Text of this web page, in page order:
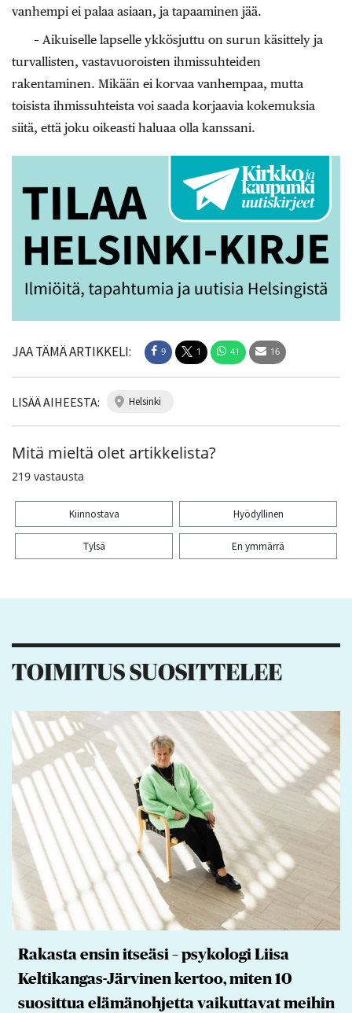
vanhempi ei palaa asiaan, ja tapaaminen jää.
– Aikuiselle lapselle ykkösjuttu on surun käsittely ja
turvallisten, vastavuoroisten ihmissuhteiden
rakentaminen. Mikään ei korvaa vanhempaa, mutta
toisista ihmissuhteista voi saada korjaavia kokemuksia
siitä, että joku oikeasti haluaa olla kanssani.
JAA TÄMÄ ARTIKKELI: 9 1 41 16
LISÄÄ AIHEESTA: helsinki
Mitä mieltä olet artikkelista?
219 vastausta
Kiinnostava Hyödyllinen
Tylsä En ymmärrä
TOIMITUS SUOSITTELEE
Rakasta ensin itseäsi – psykologi Liisa
Keltikangas-Järvinen kertoo, miten 10
suosittua elämänohjetta vaikuttavat meihin